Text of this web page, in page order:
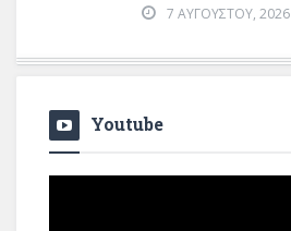
7 ΑΥΓΟΎΣΤΟΥ, 2026
Youtube